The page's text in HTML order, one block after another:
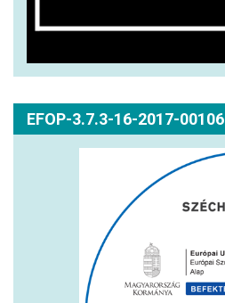
EFOP-3.7.3-16-2017-00106